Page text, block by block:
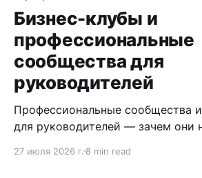
Бизнес-клубы и
профессиональные
сообщества для
руководителей
Профессиональные сообщества
для руководителей — зачем они
нетворкинг как инструмент
27 июля 2026 г. 8 min read